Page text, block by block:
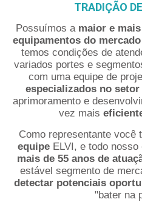
TRADIÇÃO
Possuímos a maior e
equipamentos do
temos condições de
variados portes e
com uma equipe de
especializados no setor
aprimoramento e
vez mais
Como representante você
equipe ELVI, e todo
mais de 55 anos de
estável segmento de
detectar potenciais
"bater na